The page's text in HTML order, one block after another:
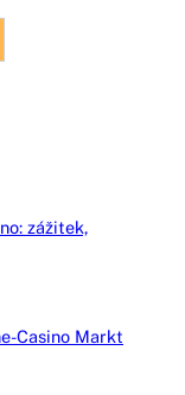
zážitek,
Casino Markt